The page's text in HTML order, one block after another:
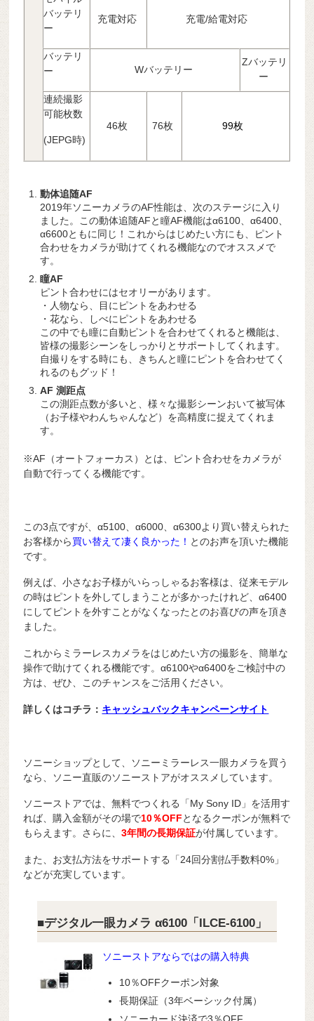
バッテリ
ー
充電対応 充電/給電対応
バッテリ
ー
Wバッテリー
Zバッテリ
ー
連続撮影
可能枚数
(JEPG時)
46枚 76枚 99枚
動体追随AF
2019年ソニーカメラのAF性能は、次のステージに入り
ました。この動体追随AFと瞳AF機能はα6100、α6400、
α6600ともに同じ！これからはじめたい方にも、ピント
合わせをカメラが助けてくれる機能なのでオススメで
す。
瞳AF
ピント合わせにはセオリーがあります。
・人物なら、目にピントをあわせる
・花なら、しべにピントをあわせる
この中でも瞳に自動ピントを合わせてくれると機能は、
皆様の撮影シーンをしっかりとサポートしてくれます。
自撮りをする時にも、きちんと瞳にピントを合わせてく
れるのもグッド！
AF 測距点
この測距点数が多いと、様々な撮影シーンおいて被写体
（お子様やわんちゃんなど）を高精度に捉えてくれま
す。
※AF（オートフォーカス）とは、ピント合わせをカメラが
自動で行ってくる機能です。
この3点ですが、α5100、α6000、α6300より買い替えられた
お客様から買い替えて凄く良かった！ とのお声を頂いた機能
です。
例えば、小さなお子様がいらっしゃるお客様は、従来モデル
の時はピントを外してしまうことが多かったけれど、α6400
にしてピントを外すことがなくなったとのお喜びの声を頂き
ました。
これからミラーレスカメラをはじめたい方の撮影を、簡単な
操作で助けてくれる機能です。α6100やα6400をご検討中の
方は、ぜひ、このチャンスをご活用ください。
詳しくはコチラ： キャッシュバックキャンペーンサイト
ソニーショップとして、ソニーミラーレス一眼カメラを買う
なら、ソニー直販のソニーストアがオススメしています。
ソニーストアでは、無料でつくれる「My Sony ID」を活用す
れば、購入金額がその場で10％OFFとなるクーポンが無料で
もらえます。さらに、3年間の長期保証が付属しています。
また、お支払方法をサポートする「24回分割払手数料0%」
などが充実しています。
■デジタル一眼カメラ α6100「ILCE-6100」
ソニーストアならではの購入特典
10％OFFクーポン対象
長期保証（3年ベーシック付属）